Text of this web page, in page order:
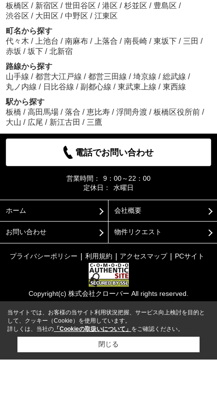
板橋区 / 新宿区 / 世田谷区 / 港区 / 杉並区 / 豊島区 /
渋谷区 / 大田区 / 中野区 / 江東区
町名から探す
代々木 / 上池台 / 南麻布 / 上落合 / 南長崎 / 東坂下 / 三田 /
赤坂 / 坂下 / 北新宿
路線から探す
山手線 / 都営大江戸線 / 都営三田線 / 埼京線 / 総武線 /
丸ノ内線 / 日比谷線 / 副都心線 / 東武東上線 / 東西線
駅から探す
板橋 / 高田馬場 / 落合 / 恵比寿 / 浮間舟渡 / 板橋区役所前 /
大山 / 広尾 / 新江古田 / 三鷹
電話でお問い合わせ
営業時間：
9：00～22：00
定休日：
水曜日
ホーム 会社概要
お問い合わせ 物件リクエスト
プライバシーポリシー 利用規約 アクセスマップ PCサイト
Copyright(c) 株式会社クローバー All rights reserved.
当サイトでは、お客様の当サイト利用状況把握、サービス向上検討を目的と
して、クッキー（Cookie）を使用しています。
詳しくは、当社の 「Cookieの取扱いについて」 をご確認ください。
閉じる